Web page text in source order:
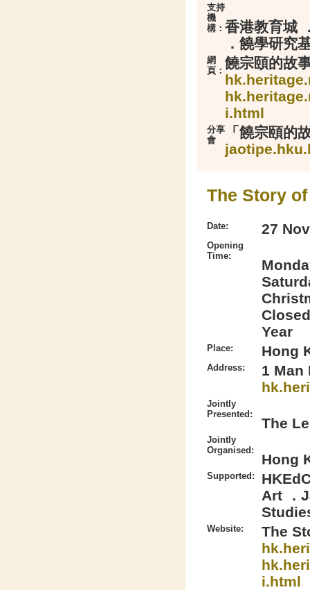
支持
機
構： 香港教育城
．饒學研究
網
頁： 饒宗頤的故
i.html
分享
會
「饒宗頤的
The Story
Date: 27
Opening
Time:
Year
Place: Hong
Address:
1 Man
Jointly
Presented:
The
Jointly
Organised:
Hong
Supported:
Art ．
Website:
The
i.html